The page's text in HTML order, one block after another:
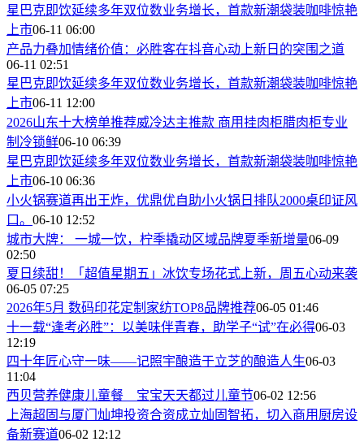
星巴克即饮延续多年双位数业务增长，首款新潮袋装咖啡惊艳
上市06-11 06:00
产品力叠加情绪价值：必胜客在抖音心动上新日的突围之道
06-11 02:51
星巴克即饮延续多年双位数业务增长，首款新潮袋装咖啡惊艳
上市06-11 12:00
2026山东十大榜单推荐威冷达主推款 商用挂肉柜腊肉柜专业
制冷锁鲜06-10 06:39
星巴克即饮延续多年双位数业务增长，首款新潮袋装咖啡惊艳
上市06-10 06:36
小火锅赛道再出王炸，优鼎优自助小火锅日排队2000桌印证风
口。 06-10 12:52
城市大牌： 一城一饮，柠季撬动区域品牌夏季新增量06-09
02:50
夏日续甜！「超值星期五」冰饮专场花式上新，周五心动来袭
06-05 07:25
2026年5月 数码印花定制家纺TOP8品牌推荐06-05 01:46
十一载“逢考必胜”：以美味伴青春，助学子“试”在必得06-03
12:19
四十年匠心守一味——记照宇酿造于立芝的酿造人生06-03
11:04
西贝营养健康儿童餐 宝宝天天都过儿童节06-02 12:56
上海超固与厦门灿坤投资合资成立灿固智拓，切入商用厨房设
备新赛道06-02 12:12